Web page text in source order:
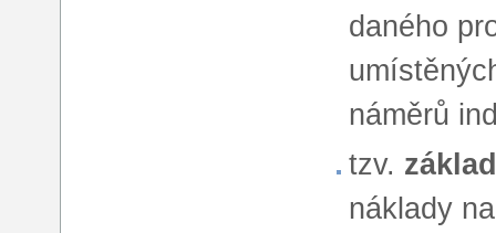
daného
náměrů
tzv.
náklady